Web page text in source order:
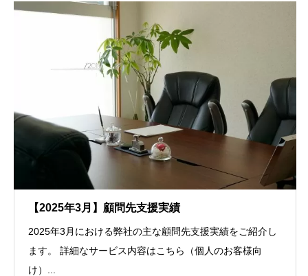
【2025年3月】顧問先支援実績
2025年3月における弊社の主な顧問先支援実績をご紹介し
ます。 詳細なサービス内容はこちら（個人のお客様向
け）...